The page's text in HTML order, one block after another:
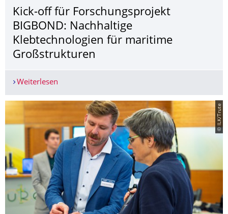
Kick-off für Forschungsprojekt
BIGBOND: Nachhaltige
Klebtechnologien für maritime
Großstrukturen
Weiterlesen
© ILK/Trute